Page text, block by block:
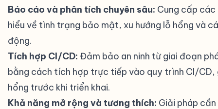
Báo cáo và phân tích chuyên sâu: Cung cấp
hiểu về tình trạng bảo mật, xu hướng lỗ hổng và
động.
Tích hợp CI/CD: Đảm bảo an ninh từ giai đoạn
bằng cách tích hợp trực tiếp vào quy trình CI/CD,
hổng trước khi triển khai.
Khả năng mở rộng và tương thích: Giải pháp